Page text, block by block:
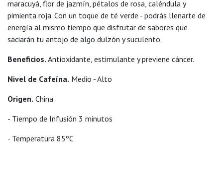
maracuyá, flor de jazmín, pétalos de rosa, caléndula y
pimienta roja. Con un toque de té verde - podrás llenarte de
energía al mismo tiempo que disfrutar de sabores que
saciarán tu antojo de algo dulzón y suculento.
Beneficios. Antioxidante, estimulante y previene cáncer.
Nivel de Cafeína. Medio - Alto
Origen. China
- Tiempo de Infusión 3 minutos
- Temperatura 85ºC